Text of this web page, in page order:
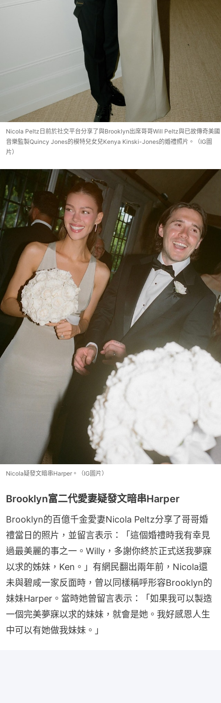
Nicola Peltz日前於社交平台分享了與Brooklyn出席哥哥Will Peltz與已故傳奇美國
音樂監製Quincy Jones的模特兒女兒Kenya Kinski-Jones的婚禮照片。（IG圖
片）
Nicola疑發文暗串Harper。（IG圖片）
Brooklyn富二代愛妻疑發文暗串Harper
Brooklyn的百億千金愛妻Nicola Peltz分享了哥哥婚
禮當日的照片，並留言表示：「這個婚禮時我有幸見
過最美麗的事之一。Willy，多謝你終於正式送我夢寐
以求的姊妹，Ken。」有網民翻出兩年前，Nicola還
未與碧咸一家反面時，曾以同樣稱呼形容Brooklyn的
妹妹Harper。當時她曾留言表示：「如果我可以製造
一個完美夢寐以求的妹妹，就會是她。我好感恩人生
中可以有她做我妹妹。」